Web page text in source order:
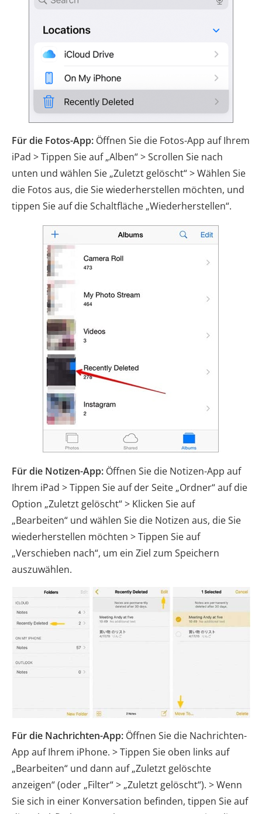
Für die Fotos-App: Öffnen Sie die Fotos-App auf Ihrem
iPad > Tippen Sie auf „Alben“ > Scrollen Sie nach
unten und wählen Sie „Zuletzt gelöscht“ > Wählen Sie
die Fotos aus, die Sie wiederherstellen möchten, und
tippen Sie auf die Schaltfläche „Wiederherstellen“.
Für die Notizen-App: Öffnen Sie die Notizen-App auf
Ihrem iPad > Tippen Sie auf der Seite „Ordner“ auf die
Option „Zuletzt gelöscht“ > Klicken Sie auf
„Bearbeiten“ und wählen Sie die Notizen aus, die Sie
wiederherstellen möchten > Tippen Sie auf
„Verschieben nach“, um ein Ziel zum Speichern
auszuwählen.
Für die Nachrichten-App: Öffnen Sie die Nachrichten-
App auf Ihrem iPhone. > Tippen Sie oben links auf
„Bearbeiten“ und dann auf „Zuletzt gelöschte
anzeigen“ (oder „Filter“ > „Zuletzt gelöscht“). > Wenn
Sie sich in einer Konversation befinden, tippen Sie auf